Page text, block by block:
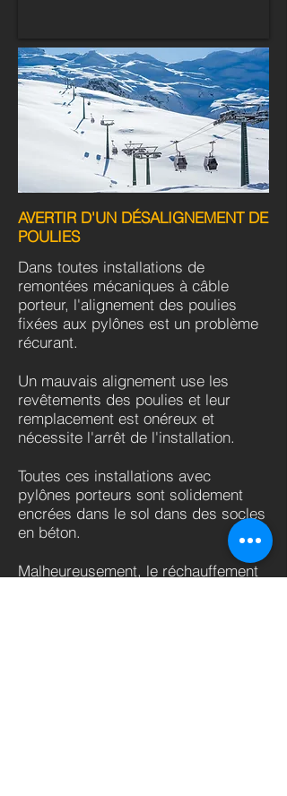
AVERTIR D'UN DÉSALIGNEMENTDE
POULIES
Dans toutes installations de
remontées mécaniques à câble
porteur, l'alignement des poulies
fixées aux pylônes est un problème
récurant.
Un mauvais alignement use les
revêtements des poulies et leur
remplacement est onéreux et
nécessite l'arrêt de l'installation.
Toutes ces installations avec
pylônes porteurs sont solidement
encrées dans le sol dans des socles
en béton.
Malheureusement, le réchauffement